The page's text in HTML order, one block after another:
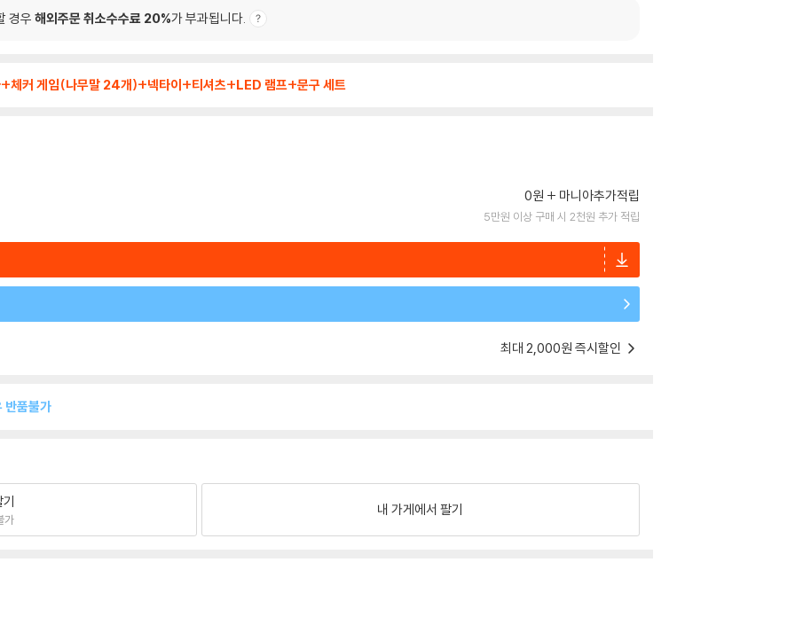
경우 해외주문 취소수수료 20%가 부과됩니다.
+체커 게임(나무말 24개)+넥타이+티셔츠+LED 램프+문구 세트
0원 마니아추가적립
5만원 이상 구매 시 2천원 추가 적립
최대 2,000원 즉시할인
반품불가
가
내 가게에서 팔기